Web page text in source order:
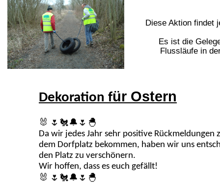
Diese Aktion findet
Es ist die
Flussläufe in
Dekoration für Ostern
🐰 🌷🐔🔔🌷🐣
Da wir jedes Jahr sehr positive Rückmeldungen
dem Dorfplatz bekommen, haben wir uns
den Platz zu verschönern.
Wir hoffen, dass es euch gefällt!
🐰 🌷🐔🔔🌷🐣